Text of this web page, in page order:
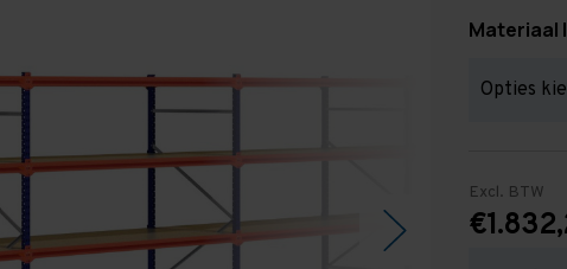
Materiaal
Excl. BTW